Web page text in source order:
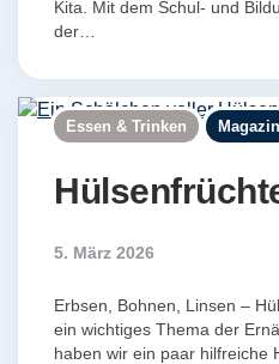
Kita. Mit dem Schul- und
der…
Essen & Trinken Magazin
5. März 2026
Erbsen, Bohnen, Linsen –
ein wichtiges Thema der
haben wir ein paar hilfreiche